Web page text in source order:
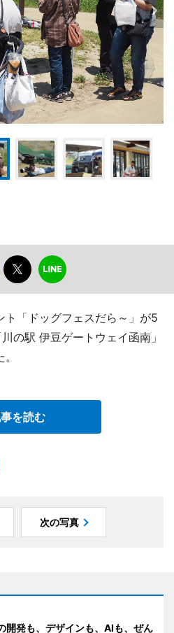
ト「ドッグフェスだら～」が5
の駅 伊豆ゲートウェイ函南」
を読む
次の写真
開発も、デザインも、AIも、ぜん